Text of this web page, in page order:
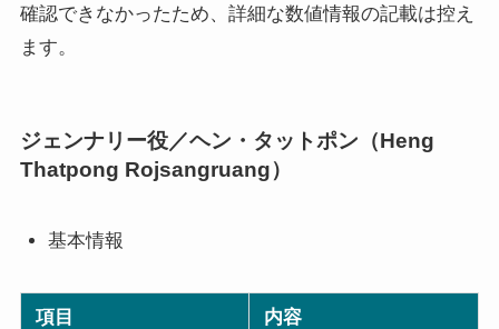
確認できなかったため、詳細な数値情報の記載は控え
ます。
ジェンナリー役／ヘン・タットポン（Heng
Thatpong Rojsangruang）
基本情報
項目 内容